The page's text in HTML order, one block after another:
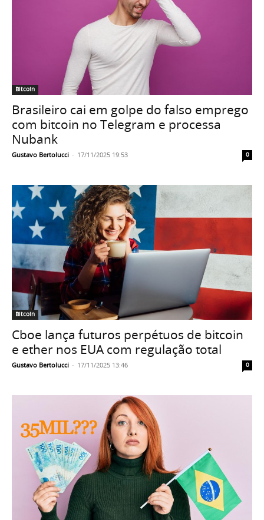
Bitcoin
Brasileiro cai em golpe do falso emprego
com bitcoin no Telegram e processa
Nubank
Gustavo Bertolucci - 17/11/2025 19:53 0
Bitcoin
Cboe lança futuros perpétuos de bitcoin
e ether nos EUA com regulação total
Gustavo Bertolucci - 17/11/2025 13:46 0